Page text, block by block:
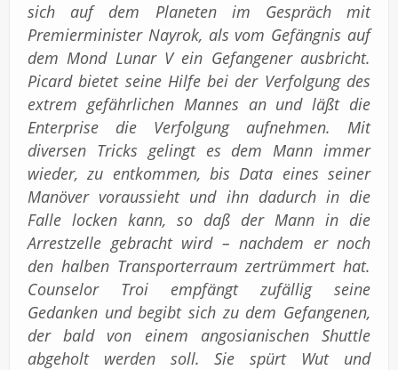
sich auf dem Planeten im Gespräch mit
Premierminister Nayrok, als vom Gefängnis auf
dem Mond Lunar V ein Gefangener ausbricht.
Picard bietet seine Hilfe bei der Verfolgung des
extrem gefährlichen Mannes an und läßt die
Enterprise die Verfolgung aufnehmen. Mit
diversen Tricks gelingt es dem Mann immer
wieder, zu entkommen, bis Data eines seiner
Manöver voraussieht und ihn dadurch in die
Falle locken kann, so daß der Mann in die
Arrestzelle gebracht wird – nachdem er noch
den halben Transporterraum zertrümmert hat.
Counselor Troi empfängt zufällig seine
Gedanken und begibt sich zu dem Gefangenen,
der bald von einem angosianischen Shuttle
abgeholt werden soll. Sie spürt Wut und